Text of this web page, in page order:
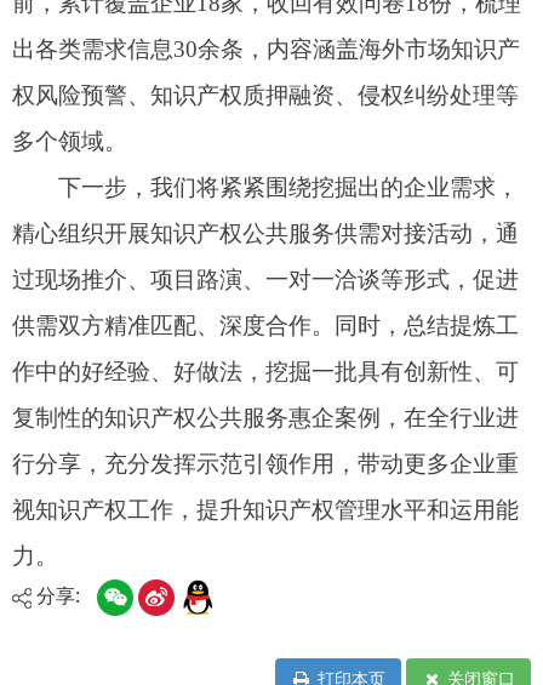
复制性的知识产权公共服务惠企案例，在全行业进
行分享，充分发挥示范引领作用，带动更多企业重
视知识产权工作，提升知识产权管理水平和运用能
力。
分享:
打印本页 关闭窗口